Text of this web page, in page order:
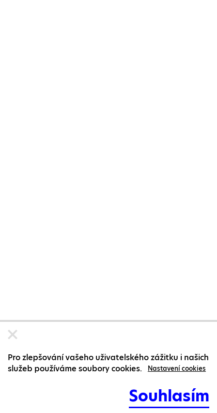
Pro zlepšování vašeho uživatelského zážitku i našich
služeb používáme soubory cookies.
Nastavení cookies
Souhlasím